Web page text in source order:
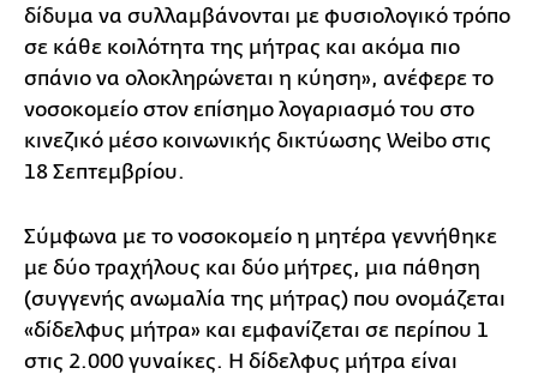
δίδυμα να συλλαμβάνονται με φυσιολογικό τρόπο
σε κάθε κοιλότητα της μήτρας και ακόμα πιο
σπάνιο να ολοκληρώνεται η κύηση», ανέφερε το
νοσοκομείο στον επίσημο λογαριασμό του στο
κινεζικό μέσο κοινωνικής δικτύωσης Weibo στις
18 Σεπτεμβρίου.
Σύμφωνα με το νοσοκομείο η μητέρα γεννήθηκε
με δύο τραχήλους και δύο μήτρες, μια πάθηση
(συγγενής ανωμαλία της μήτρας) που ονομάζεται
«δίδελφυς μήτρα» και εμφανίζεται σε περίπου 1
στις 2.000 γυναίκες. Η δίδελφυς μήτρα είναι